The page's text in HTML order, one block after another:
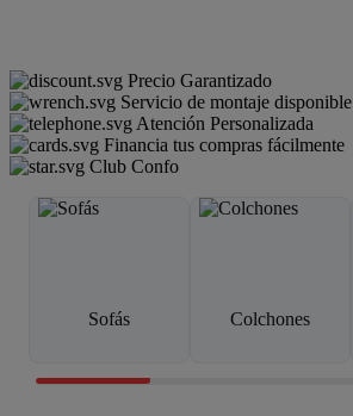
Precio Garantizado
Servicio de montaje disponible
Atención Personalizada
Financia tus compras fácilmente
Club Confo
Sofás Colchones